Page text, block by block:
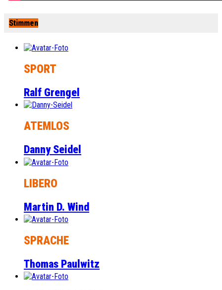
Stimmen
SPORT
Ralf Grengel
ATEMLOS
Danny Seidel
LIBERO
Martin D. Wind
SPRACHE
Thomas Paulwitz